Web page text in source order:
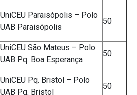
UniCEU Paraisópolis – Polo
UAB Paraisópolis
50
UniCEU São Mateus – Polo
UAB Pq. Boa Esperança
50
UniCEU Pq. Bristol – Polo
UAB Pq. Bristol
50